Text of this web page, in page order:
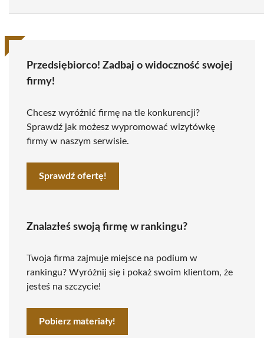
Przedsiębiorco! Zadbaj o widoczność swojej
firmy!
Chcesz wyróżnić firmę na tle konkurencji?
Sprawdź jak możesz wypromować wizytówkę
firmy w naszym serwisie.
Sprawdź ofertę!
Znalazłeś swoją firmę w rankingu?
Twoja firma zajmuje miejsce na podium w
rankingu? Wyróżnij się i pokaż swoim klientom, że
jesteś na szczycie!
Pobierz materiały!